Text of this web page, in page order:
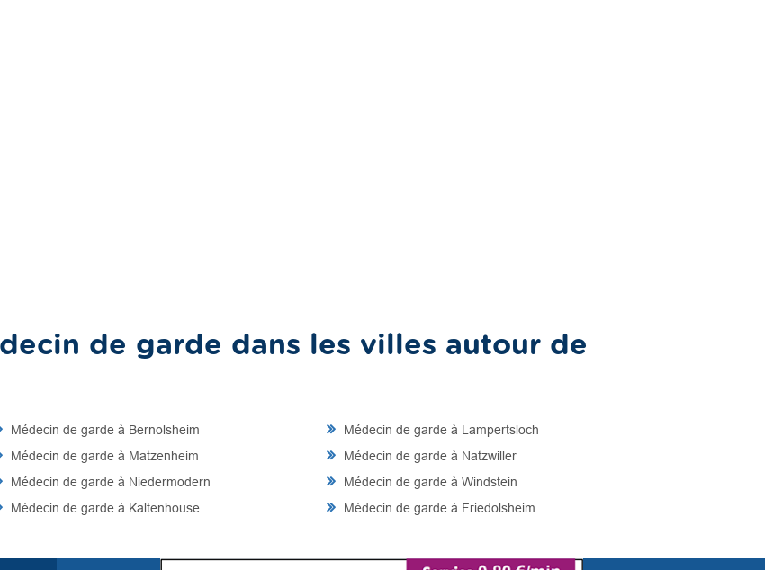
de garde dans les villes autour de
Médecin de garde à Bernolsheim
Médecin de garde à Matzenheim
Médecin de garde à Niedermodern
Médecin de garde à Kaltenhouse
Médecin de garde à Lampertsloch
Médecin de garde à Natzwiller
Médecin de garde à Windstein
Médecin de garde à Friedolsheim